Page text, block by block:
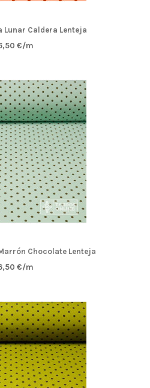
Lunar Caldera Lenteja
€/m
Chocolate Lenteja
€/m